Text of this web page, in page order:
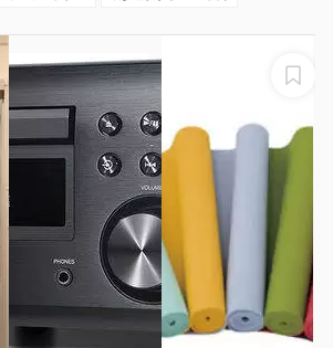
アルOPEN】原宿 ダンススタジオ